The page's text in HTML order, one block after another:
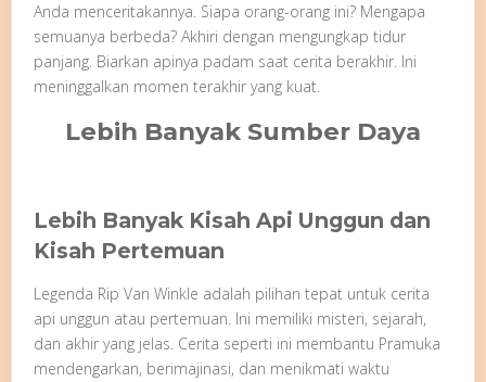
Anda menceritakannya. Siapa orang-orang ini? Mengapa
semuanya berbeda? Akhiri dengan mengungkap tidur
panjang. Biarkan apinya padam saat cerita berakhir. Ini
meninggalkan momen terakhir yang kuat.
Lebih Banyak Sumber Daya
Lebih Banyak Kisah Api Unggun dan
Kisah Pertemuan
Legenda Rip Van Winkle adalah pilihan tepat untuk cerita
api unggun atau pertemuan. Ini memiliki misteri, sejarah,
dan akhir yang jelas. Cerita seperti ini membantu Pramuka
mendengarkan, berimajinasi, dan menikmati waktu